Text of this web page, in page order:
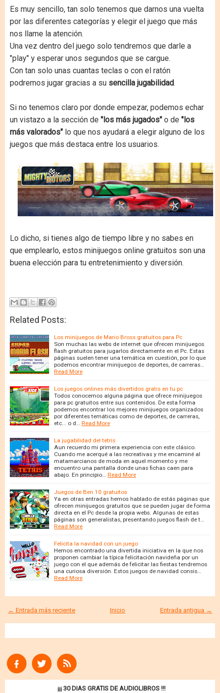
Es muy sencillo, tan solo tenemos que darnos una vuelta
por las diferentes categorías y elegir el juego que más
nos llame la atención.
Una vez dentro del juego solo tendremos que darle a
"play" y esperar unos segundos que se cargue.
Con tan solo unas cuantas teclas o con el ratón
podremos jugar gracias a su sencilla jugabilidad.
Si no tenemos claro por donde empezar, podemos echar
un vistazo a la sección de "los más jugados" o de "los
más valorados" lo que nos ayudará a elegir alguno de los
juegos que más destaca entre los usuarios.
Lo dicho, si tienes algo de tiempo libre y no sabes en
que emplearlo, estos minijuegos online gratuitos son una
buena elección para tu entretenimiento y diversión.
Related Posts:
Los minijuegos de Mario Bross gratuitos para Pc
Son muchas las webs de internet que ofrecen minijuegos
flash gratuitos para jugarlos directamente en el Pc. Estas
páginas suelen tener una temática en cuestión, por lo que
podemos encontrar minijuegos de deportes, de carreras…
Read More
Los juegos onlines más divertidos gratis en tu pc
Todos conocemos alguna página que ofrece minijuegos
para pc gratuitos entre sus contenidos. De esta forma
podemos encontrar los mejores minijuegos organizados
por diferentes temáticas como de deportes, de carreras,
etc... o d… Read More
La jugabilidad del tetris
Aun recuerdo mi primera experiencia con este clásico.
Cuando me acerqué a las recreativas y me encaminé al
matamarcianos de moda en aquel momento y me
encuentro una pantalla donde unas fichas caen para
abajo. En principio… Read More
Juegos de Ben 10 gratuitos
Ya en otras entradas hemos hablado de estás páginas que
ofrecen minijuegos gratuitos que se pueden jugar de forma
directa en el Pc desde la propia webs. Algunas de estas
páginas son generalistas, presentando juegos flash de t…
Read More
Felicita la navidad con un juego
Hemos encontrado una divertida iniciativa en la que nos
proponen cambiar la típica felicitación navideña por un
juego con el que además de felicitar las fiestas tendremos
una curiosa diversión. Estos juegos de navidad consis…
Read More
← Entrada más reciente Entrada antigua →
Inicio
¡¡¡ 30 DIAS GRATIS DE AUDIOLIBROS !!!